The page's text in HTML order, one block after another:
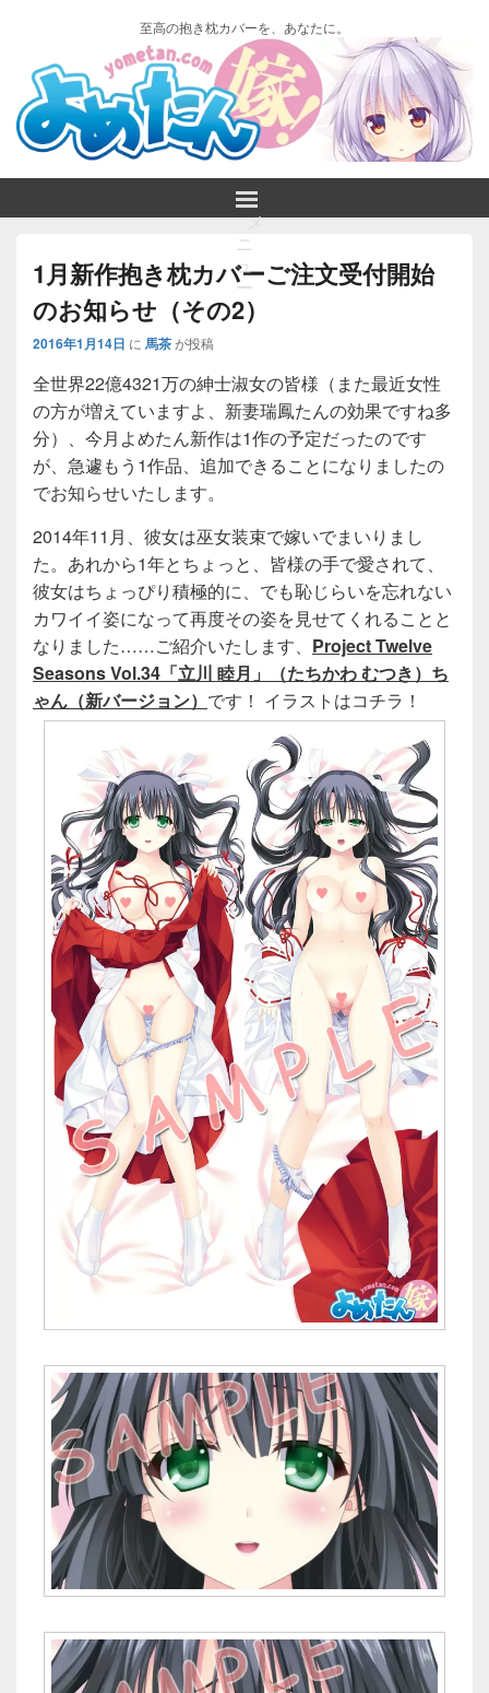
至高の抱き枕カバーを、あなたに。
メ
ニ
ュ
ー
1月新作抱き枕カバーご注文受付開始
のお知らせ（その2）
2016年1月14日 に 馬茶が投稿
全世界22億4321万の紳士淑女の皆様（また最近女性
の方が増えていますよ、新妻瑞鳳たんの効果ですね多
分）、今月よめたん新作は1作の予定だったのです
が、急遽もう1作品、追加できることになりましたの
でお知らせいたします。
2014年11月、彼女は巫女装束で嫁いでまいりまし
た。あれから1年とちょっと、皆様の手で愛されて、
彼女はちょっぴり積極的に、でも恥じらいを忘れない
カワイイ姿になって再度その姿を見せてくれることと
なりました……ご紹介いたします、 Project Twelve
Seasons Vol.34「立川 睦月」（たちかわ むつき）ち
ゃん（新バージョン） です！ イラストはコチラ！